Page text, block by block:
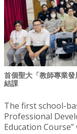
首個聖大「教師專業
結課
The first school-
Professional
Education